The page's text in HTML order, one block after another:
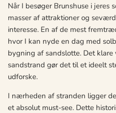
Når I besøger Brunshuse i jeres
masser af attraktioner og
interesse. En af de mest
hvor I kan nyde en dag med
bygning af sandslotte. Det
sandstrand gør det til et ideelt
udforske.
I nærheden af stranden ligger
et absolut must-see. Dette